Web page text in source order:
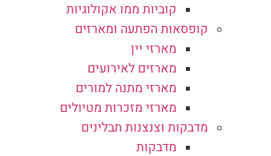
קוביות ממו אקולוגיות
קופסאות הפתעה ומארזים
מארזי יין
מארזים לאירועים
מארזי מתנה למורים
מארזי מזכרות מטיולים
מדבקות וצנצנות תבלינים
מדבקות